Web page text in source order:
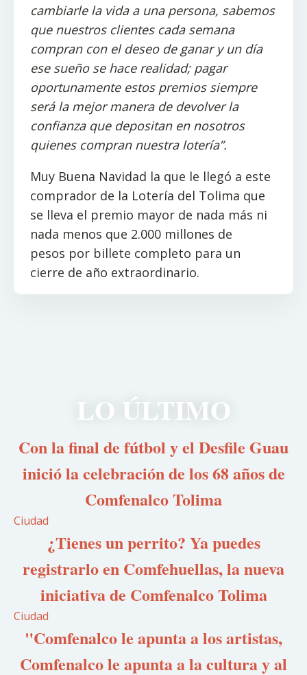
cambiarle la vida a unapersona, sabemos
que nuestros clientes cada semana
compran con el deseo de ganar y un día
ese sueño se hace realidad; pagar
oportunamente estospremios siempre
será la mejor manera de devolver la
confianza que depositan en nosotros
quienes compran nuestra lotería”.
Muy Buena Navidad la que le llegó a este
comprador de la Lotería del Tolima que
se lleva el premio mayor de nada más ni
nada menos que 2.000 millones de
pesos por billete completo para un
cierre de año extraordinario.
LO ÚLTIMO
Con la final de fútbol y el Desfile Guau
inició la celebración de los 68 años de
Comfenalco Tolima
Ciudad
¿Tienes un perrito? Ya puedes
registrarlo en Comfehuellas, la nueva
iniciativa de Comfenalco Tolima
Ciudad
"Comfenalco le apunta a los artistas,
Comfenalco le apunta a la cultura y al